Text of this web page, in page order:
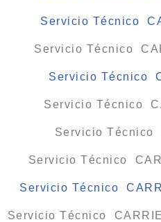
Servicio Técnico
Servicio Técnico
Servicio Técnico
Servicio Técnico
Servicio Técnico
Servicio Técnico
Servicio Técnico
Servicio Técnico